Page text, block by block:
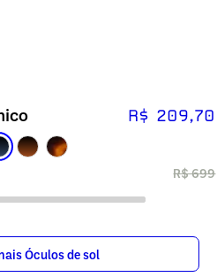
R$ 209,70
R$ 699
Óculos de sol